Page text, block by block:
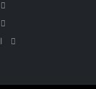
تلفن:
تلفن:
ایمیل: